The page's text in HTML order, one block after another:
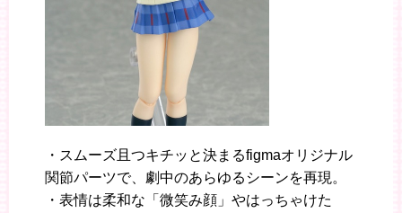
・スムーズ且つキチッと決まるfigmaオリジナル
関節パーツで、劇中のあらゆるシーンを再現。
・表情は柔和な「微笑み顔」やはっちゃけた